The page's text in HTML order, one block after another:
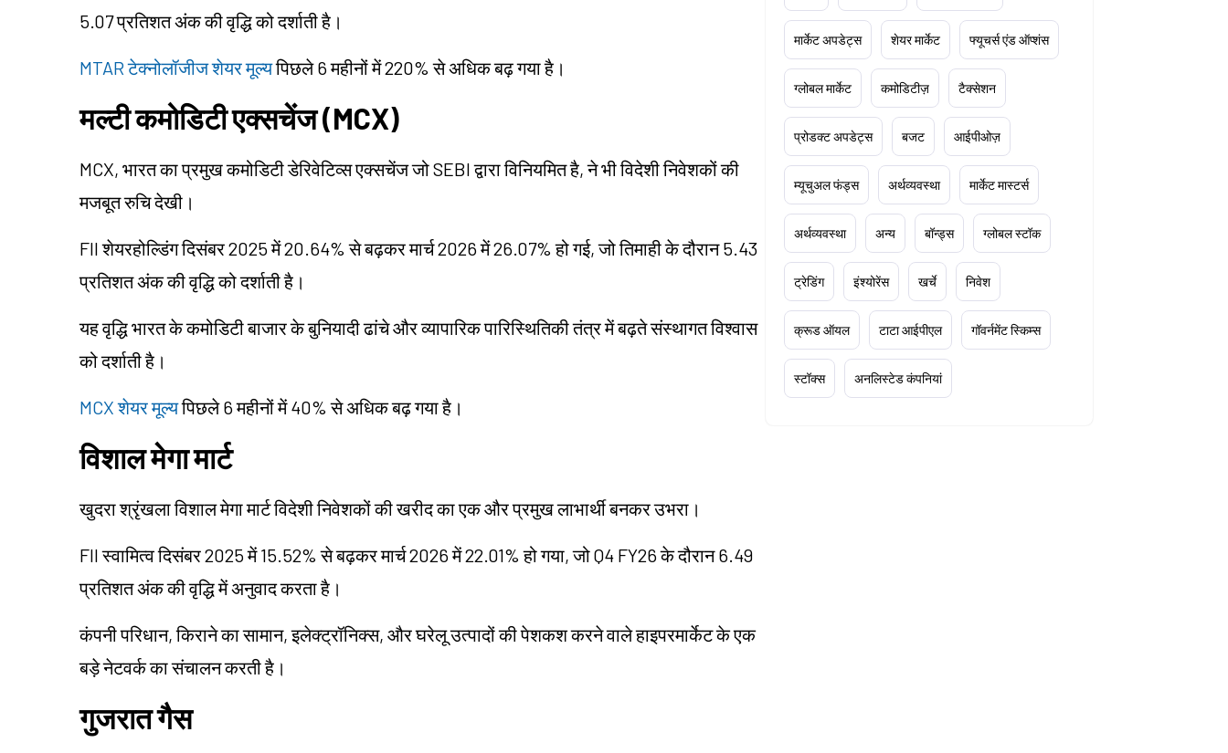
5.07 प्रतिशत अंक की वृद्धि को दर्शाती है।
MTARटेक्नोलॉजीज शेयर मूल्यपिछले 6 महीनों में 220% से अधिक बढ़ गया है।
मल्टी कमोडिटी एक्सचेंज (MCX)
MCX, भारत का प्रमुख कमोडिटी डेरिवेटिव्स एक्सचेंज जो SEBI द्वारा विनियमित है, ने भी विदेशी निवेशकों की
मजबूत रुचि देखी।
FII शेयरहोल्डिंग दिसंबर 2025 में 20.64% से बढ़कर मार्च 2026 में 26.07% हो गई, जो तिमाही के दौरान 5.43
प्रतिशत अंक की वृद्धि को दर्शाती है।
यह वृद्धि भारत के कमोडिटी बाजार के बुनियादी ढांचे और व्यापारिक पारिस्थितिकी तंत्र में बढ़ते संस्थागत विश्वास
को दर्शाती है।
MCXशेयर मूल्यपिछले 6 महीनों में 40% से अधिक बढ़ गया है।
विशाल मेगा मार्ट
खुदरा श्रृंखला विशाल मेगा मार्ट विदेशी निवेशकों की खरीद का एक और प्रमुख लाभार्थी बनकर उभरा।
FII स्वामित्व दिसंबर 2025 में 15.52% से बढ़कर मार्च 2026 में 22.01% हो गया, जो Q4 FY26 के दौरान 6.49
प्रतिशत अंक की वृद्धि में अनुवाद करता है।
कंपनी परिधान, किराने का सामान, इलेक्ट्रॉनिक्स, और घरेलू उत्पादों की पेशकश करने वाले हाइपरमार्केट के एक
बड़े नेटवर्क का संचालन करती है।
गुजरात गैस
मार्केट अपडेट्स शेयर मार्केट फ्यूचर्स एंड ऑप्शंस
ग्लोबल मार्केट कमोडिटीज़ टैक्सेशन
प्रोडक्ट अपडेट्स बजट आईपीओज़
म्यूचुअल फंड्स अर्थव्यवस्था मार्केट मास्टर्स
अर्थव्यवस्था अन्य बॉन्ड्स ग्लोबल स्टॉक
ट्रेडिंग इंश्योरेंस खर्चे निवेश
क्रूड ऑयल टाटा आईपीएल गॉवर्नमेंट स्किम्स
स्टॉक्स अनलिस्टेड कंपनियां